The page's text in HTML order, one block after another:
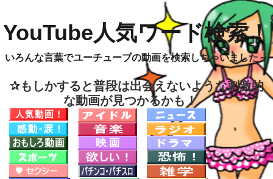
YouTube人気ワード検索！
いろんな言葉でユーチューブの動画を検索しちゃいました～
✰もしかすると普段は出会えないような刺激的
な動画が見つかるかも！